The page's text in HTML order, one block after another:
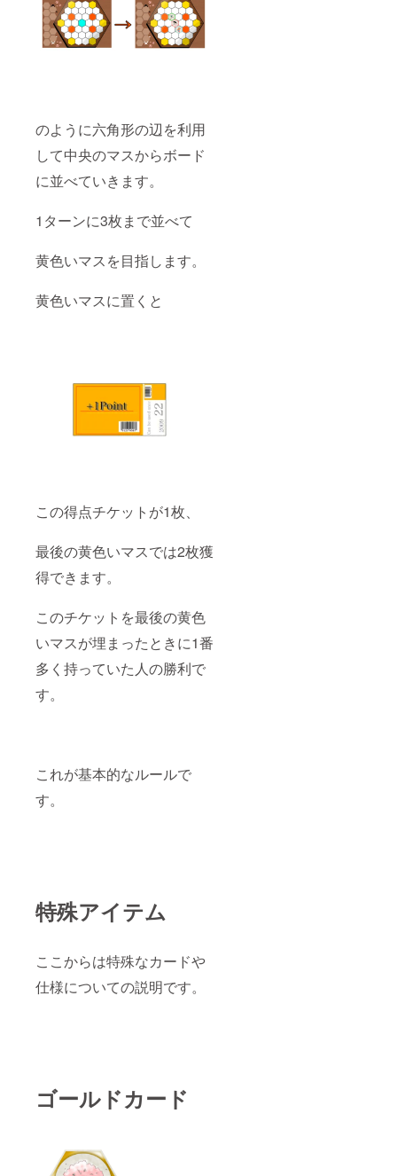
のように六角形の辺を利用
して中央のマスからボード
に並べていきます。
1ターンに3枚まで並べて
黄色いマスを目指します。
黄色いマスに置くと
この得点チケットが1枚、
最後の黄色いマスでは2枚獲
得できます。
このチケットを最後の黄色
いマスが埋まったときに1番
多く持っていた人の勝利で
す。
これが基本的なルールで
す。
特殊アイテム
ここからは特殊なカードや
仕様についての説明です。
ゴールドカード